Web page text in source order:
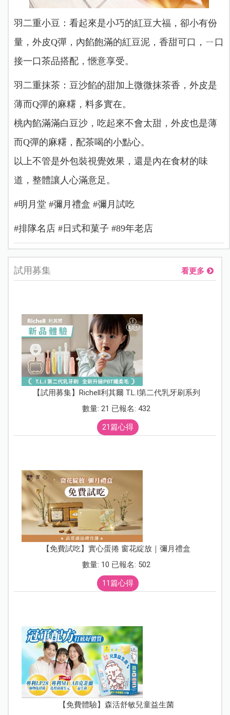
羽二重小豆：看起來是小巧的紅豆大福，卻小有份
量，外皮Q彈，內餡飽滿的紅豆泥，香甜可口，ㄧ口
接一口茶品搭配，愜意享受。
羽二重抹茶：豆沙餡的甜加上微微抹茶香，外皮是
薄而Q彈的麻糬，料多實在。
桃內餡滿滿白豆沙，吃起來不會太甜，外皮也是薄
而Q彈的麻糬，配茶喝的小點心。
以上不管是外包裝視覺效果，還是內在食材的味
道，整體讓人心滿意足。
#明月堂 #彌月禮盒 #彌月試吃
#排隊名店 #日式和菓子 #89年老店
試用募集 看更多
【試用募集】Richell利其爾 T.L.I第二代乳牙刷系列
數量: 21 已報名: 432
21篇心得
【免費試吃】實心蛋捲 窗花綻放｜彌月禮盒
數量: 10 已報名: 502
11篇心得
【免費體驗】森活舒敏兒童益生菌